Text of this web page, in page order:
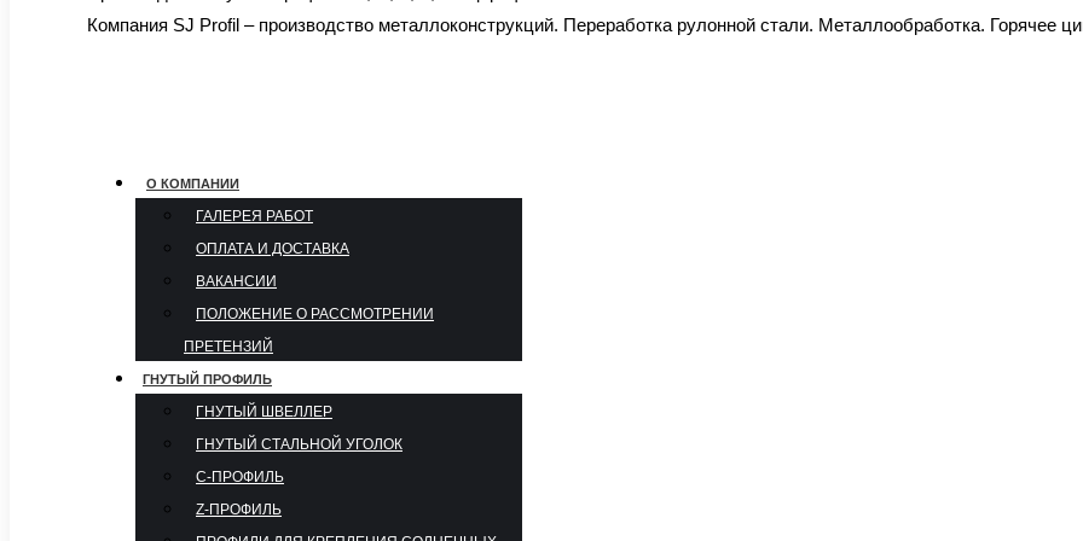
Компания SJ Profil – производство металлоконструкций. Переработка рулонной стали. Металлообработка. Горячее
О КОМПАНИИ
ГАЛЕРЕЯ РАБОТ
ОПЛАТА И ДОСТАВКА
ВАКАНСИИ
ПОЛОЖЕНИЕ О РАССМОТРЕНИИ
ПРЕТЕНЗИЙ
ГНУТЫЙ ПРОФИЛЬ
ГНУТЫЙ ШВЕЛЛЕР
ГНУТЫЙ СТАЛЬНОЙ УГОЛОК
С-ПРОФИЛЬ
Z-ПРОФИЛЬ